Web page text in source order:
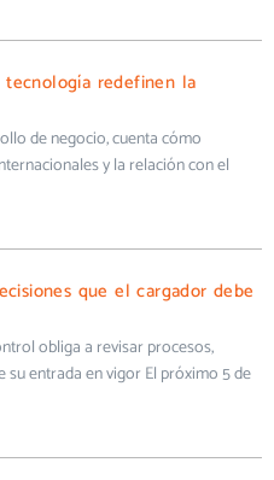
tecnología redefinen la
de negocio, cuenta cómo
y la relación con el
que el cargador debe
obliga a revisar procesos,
su entrada en vigor El próximo 5 de